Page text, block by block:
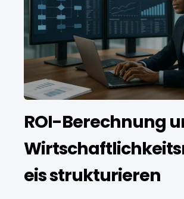
ROI-Berechnung
eis strukturieren